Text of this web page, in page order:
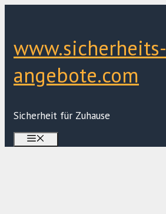
www.sicherheits-
angebote.com
Sicherheit für Zuhause